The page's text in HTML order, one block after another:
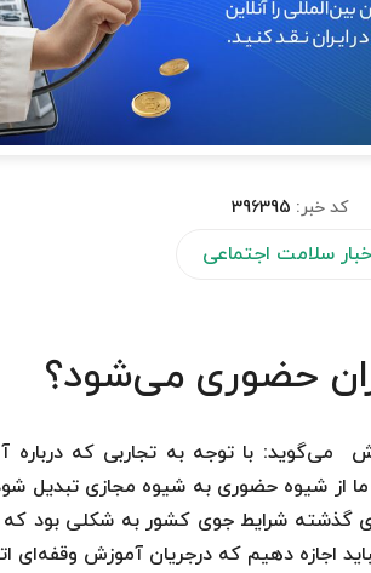
کد خبر: 396395
سلامت اجتماعی
حضوری می‌شود؟
می‌گوید: با توجه به تجاربی که درباره
از شیوه حضوری به شیوه مجازی تبدیل
گذشته شرایط جوی کشور به شکلی بود